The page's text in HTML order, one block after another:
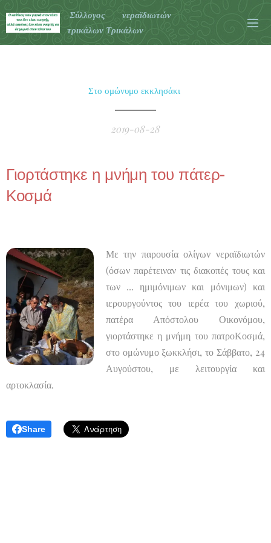
Σύλλογος νεραϊδιωτών
τρικάλων Τρικάλων
Στο ομώνυμο εκκλησάκι
2019-08-28
Γιορτάστηκε η μνήμη του πάτερ-
Κοσμά
Με την παρουσία ολίγων νεραϊδιωτών
(όσων παρέτειναν τις διακοπές τους και
των ... ημιμόνιμων και μόνιμων) και
ιερουργούντος του ιερέα του χωριού,
πατέρα Απόστολου Οικονόμου,
γιορτάστηκε η μνήμη του πατροΚοσμά,
στο ομώνυμο ξωκκλήσι, το Σάββατο, 24
Αυγούστου, με λειτουργία και
αρτοκλασία.
Share